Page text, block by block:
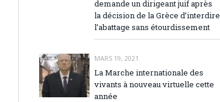
demande un dirigeant juif après
la décision de la Grèce d’interdire
l’abattage sans étourdissement
MARS 19, 2021
La Marche internationale des
vivants à nouveau virtuelle cette
année